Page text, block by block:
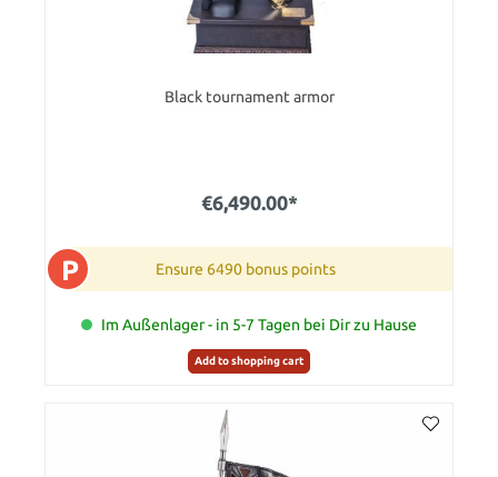
Black tournament armor
€6,490.00*
P Ensure 6490 bonus points
Im Außenlager - in 5-7 Tagen bei Dir zu Hause
Add to shopping cart